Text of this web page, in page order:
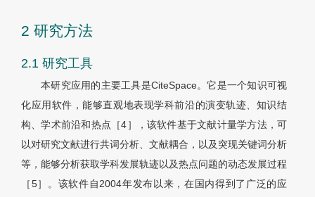
2 研究方法
2.1 研究工具
本研究应用的主要工具是CiteSpace。它是一个知识可视
化应用软件，能够直观地表现学科前沿的演变轨迹、知识结
构、学术前沿和热点［4］，该软件基于文献计量学方法，可
以对研究文献进行共词分析、文献耦合，以及突现关键词分析
等，能够分析获取学科发展轨迹以及热点问题的动态发展过程
［5］。该软件自2004年发布以来，在国内得到了广泛的应